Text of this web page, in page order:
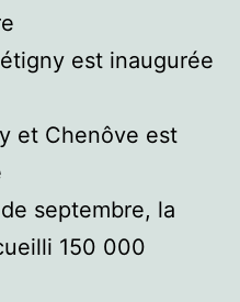
est inaugurée
et Chenôve est
septembre, la
150 000